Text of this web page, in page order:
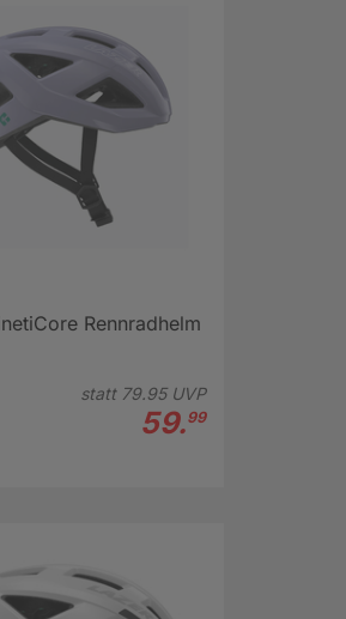
Rennradhelm
statt 79.95UVP
59.99